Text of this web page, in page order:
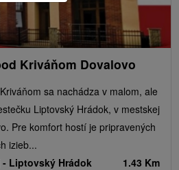
Kriváňom Dovalovo
sa nachádza v malom, ale
Liptovský Hrádok, v mestskej
Pre komfort hostí je pripravených
izieb...
Liptovský Hrádok 1.43 Km